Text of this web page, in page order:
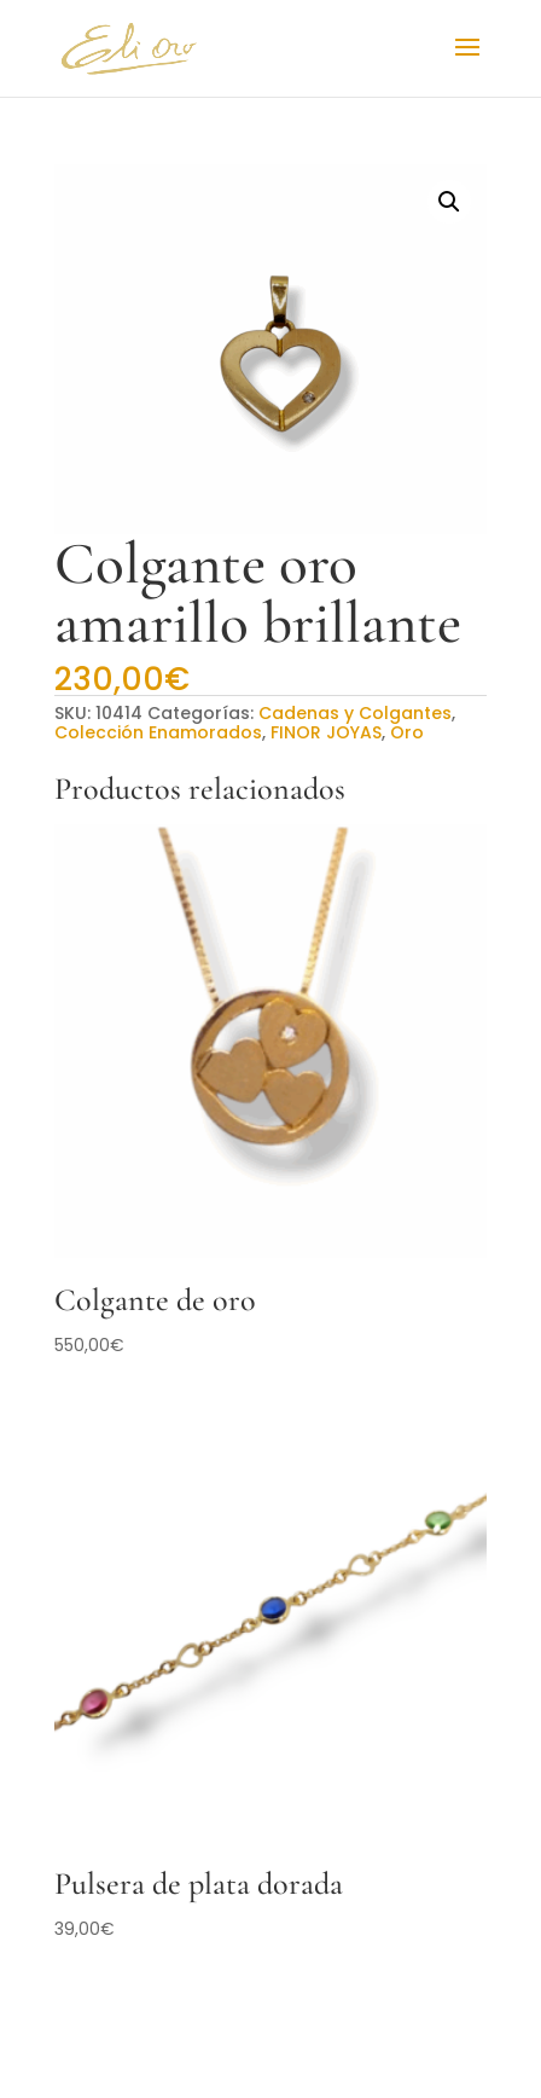
Colgante oro
amarillo brillante
230,00€
SKU: 10414 Categorías: Cadenas y Colgantes,
Colección Enamorados, FINOR JOYAS, Oro
Productos relacionados
Colgante de oro
550,00€
Pulsera de plata dorada
39,00€